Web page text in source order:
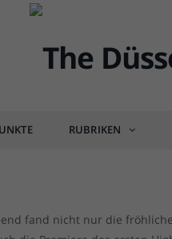
RUBRIKEN
Das
voller
fand nicht nur die